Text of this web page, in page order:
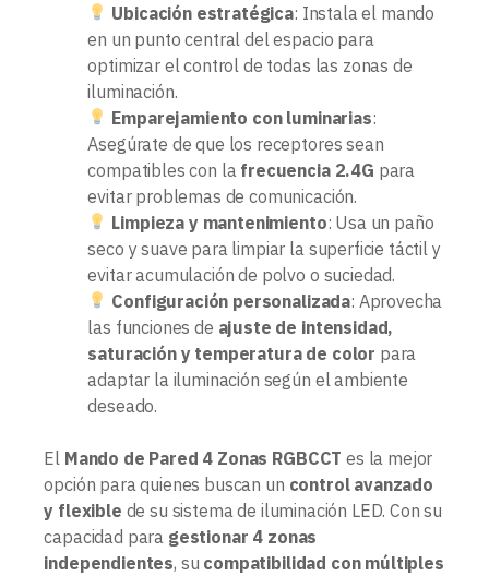
Ubicación estratégica: Instala el mando
en un punto central del espacio para
optimizar el control de todas las zonas de
iluminación.
Emparejamiento con luminarias:
Asegúrate de que los receptores sean
compatibles con la frecuencia 2.4G para
evitar problemas de comunicación.
Limpieza y mantenimiento: Usa un paño
seco y suave para limpiar la superficie táctil y
evitar acumulación de polvo o suciedad.
Configuración personalizada: Aprovecha
las funciones de ajuste de intensidad,
saturación y temperatura de color para
adaptar la iluminación según el ambiente
deseado.
El Mando de Pared 4 Zonas RGBCCT es la mejor
opción para quienes buscan un control avanzado
y flexible de su sistema de iluminación LED. Con su
capacidad para gestionar 4 zonas
independientes, su compatibilidad con múltiples